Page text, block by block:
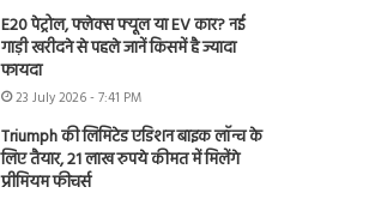
E20 पेट्रोल, फ्लेक्स फ्यूल या EV कार? नई
गाड़ी खरीदने से पहले जानें किसमें है ज्यादा
फायदा
23 July 2026 - 7:41 PM
Triumph की लिमिटेड एडिशन बाइक लॉन्च के
लिए तैयार, 21 लाख रुपये कीमत में मिलेंगे
प्रीमियम फीचर्स